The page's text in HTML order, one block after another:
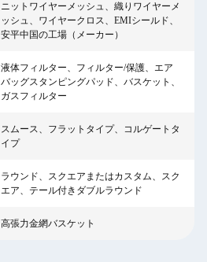
ニットワイヤーメッシュ、織りワイヤーメ
ッシュ、ワイヤークロス、EMIシールド、
安平中国の工場（メーカー）
液体フィルター、フィルター/保護、エア
バッグスタンピングパッド、バスケット、
ガスフィルター
スムース、フラットタイプ、コルゲートタ
イプ
ラウンド、スクエアまたはカスタム、スク
エア、テール付きダブルラウンド
高張力金網バスケット